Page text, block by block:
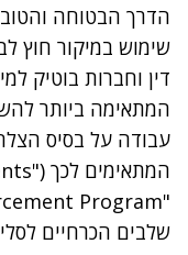
הדרך הבטוחה
שימוש במיקור חוץ
דין וחברות בוטיק
המתאימה ביותר
עבודה על בסיס
שלבים הכרחיים